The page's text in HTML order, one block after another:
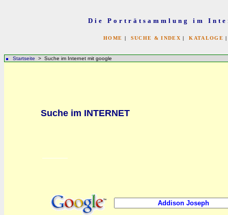
Die Porträtsammlung im
HOME | SUCHE & INDEX |KATALOGE
Startseite > Suche im Internet mit google
Suche im INTERNET